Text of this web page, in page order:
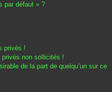
par défaut » ?
privés !
non sollicités !
de la part de quelqu’un sur ce